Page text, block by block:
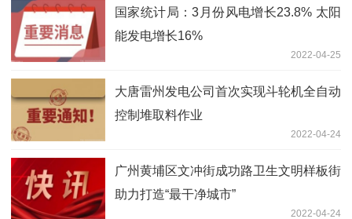
国家统计局：3月份风电增长23.8% 太阳
能发电增长16%
2022-04-25
大唐雷州发电公司首次实现斗轮机全自动
控制堆取料作业
2022-04-24
广州黄埔区文冲街成功路卫生文明样板街
助力打造“最干净城市”
2022-04-24